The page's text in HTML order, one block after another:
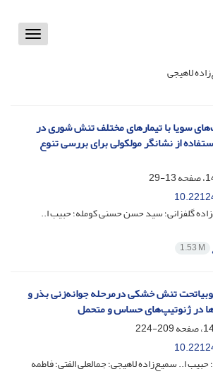
Toggle
لاهیجی
سویا با تیمارهای مختلف تنش شوری در
از نشانگر مولکولی برای بررسی تنوع
13-29
گلفزانی؛ سید حسن حسنی کومله؛ حبیب ا..
1.53 M
تنش خشکی درمرحله جوانه‌زنی بذر و
در ژنوتیپ‌های حساس و متحمل
209-224
ا.. سمیع‌زاده لاهیجی؛ جمالعلی الفتی؛ فاطمه